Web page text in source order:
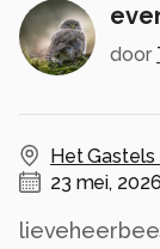
door
Het Gastels
23 mei, 2026